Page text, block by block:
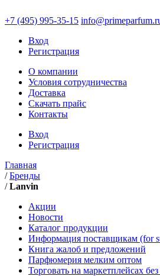
+7 (495) 995-35-15
Вход
Регистрация
О компании
Условия сотрудничества
Доставка
Скачать прайс
Контакты
Вход
Регистрация
Главная
/Бренды
/Lanvin
Акции
Новости
Каталог продукции
Информация поставщикам (for
Книга жалоб и предложений
Парфюмерия мелким оптом
Торговать на маркетплейсах